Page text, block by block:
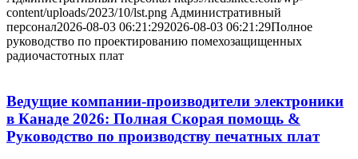
content/uploads/2023/10/lst.png Административный
персонал2026-08-03 06:21:292026-08-03 06:21:29Полное
руководство по проектированию помехозащищенных
радиочастотных плат
Ведущие компании-производители электроники
в Канаде 2026: Полная Скорая помощь &
Руководство по производству печатных плат